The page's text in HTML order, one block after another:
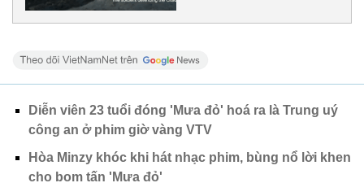
Diễn viên 23 tuổi đóng 'Mưa đỏ' hoá ra là Trung uý
công an ở phim giờ vàng VTV
Hòa Minzy khóc khi hát nhạc phim, bùng nổ lời khen
cho bom tấn 'Mưa đỏ'